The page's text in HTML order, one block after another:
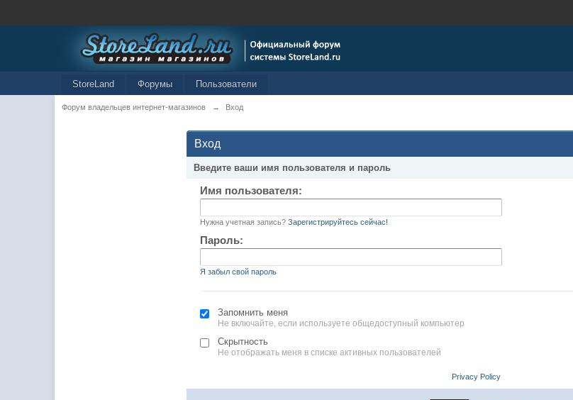
StoreLand Форумы Пользователи
Форум владельцев интернет-магазинов → Вход
Вход
Введите ваши имя пользователя и пароль
Имя пользователя:
Нужна учетная запись? Зарегистрируйтесь сейчас!
Пароль:
Я забыл свой пароль
Запомнить меня
Не включайте, если используете общедоступный компьютер
Скрытность
Не отображать меня в списке активных пользователей
Privacy Policy